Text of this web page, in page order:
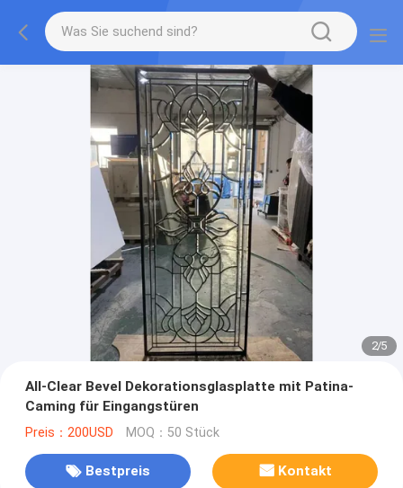
2/5
All-Clear Bevel Dekorationsglasplatte mit Patina-
Caming für Eingangstüren
Preis：200USD MOQ：50 Stück
Bestpreis Kontakt